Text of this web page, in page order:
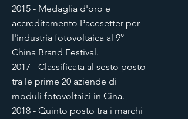
2015 - Medaglia d'oro e
accreditamento Pacesetter per
l'industria fotovoltaica al 9°
China Brand Festival.
2017 - Classificata al sesto posto
tra le prime 20 aziende di
moduli fotovoltaici in Cina.
2018 - Quinto posto tra i marchi